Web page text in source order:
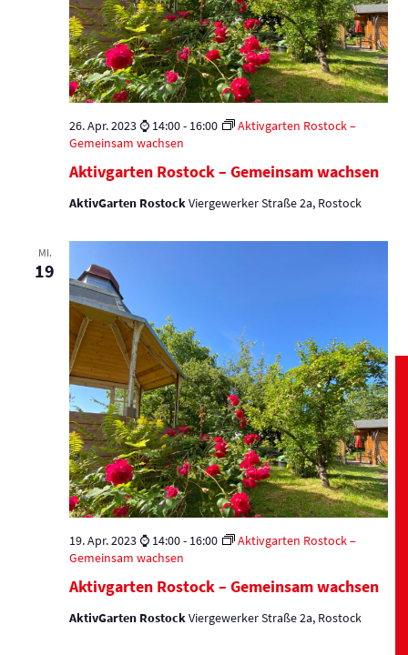
Aktivgarten Rostock – Gemeinsam wachsen
26. Apr. 2023 ⌚ 14:00- 16:00
Aktivgarten Rostock –
Gemeinsam wachsen
AktivGarten RostockViergewerker Straße 2a, Rostock
MI.
19
Aktivgarten Rostock – Gemeinsam wachsen
19. Apr. 2023 ⌚ 14:00- 16:00
Aktivgarten Rostock –
Gemeinsam wachsen
AktivGarten RostockViergewerker Straße 2a, Rostock